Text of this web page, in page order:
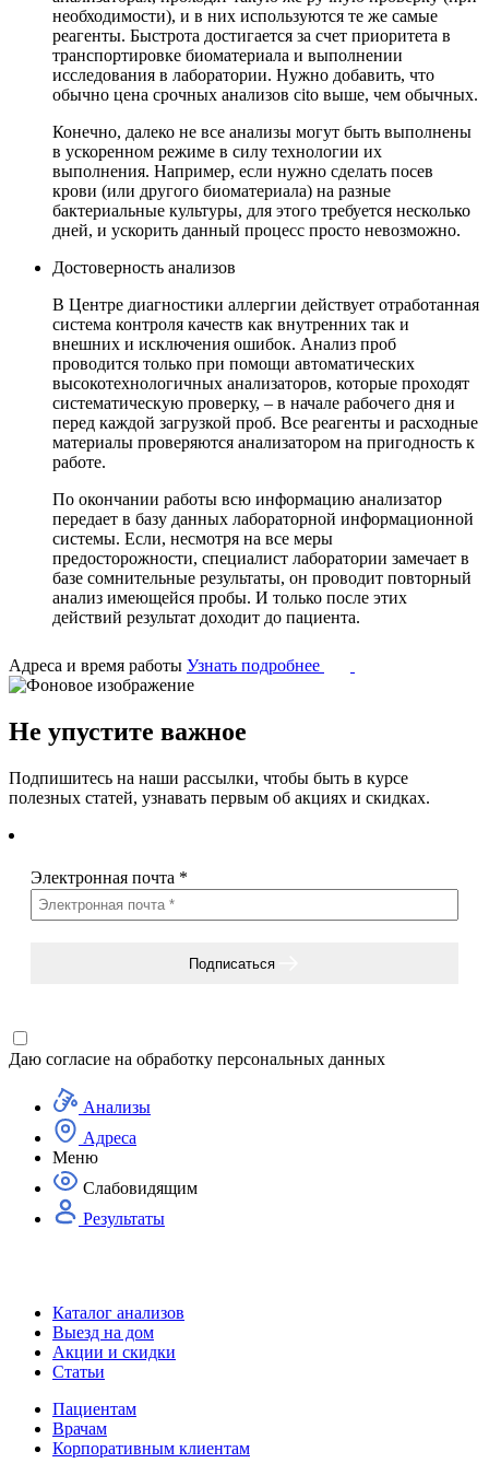
необходимости), и в них используются те же самые
реагенты. Быстрота достигается за счет приоритета в
транспортировке биоматериала и выполнении
исследования в лаборатории. Нужно добавить, что
обычно цена срочных анализов cito выше, чем обычных.
Конечно, далеко не все анализы могут быть выполнены
в ускоренном режиме в силу технологии их
выполнения. Например, если нужно сделать посев
крови (или другого биоматериала) на разные
бактериальные культуры, для этого требуется несколько
дней, и ускорить данный процесс просто невозможно.
Достоверность анализов
В Центре диагностики аллергии действует отработанная
система контроля качеств как внутренних так и
внешних и исключения ошибок. Анализ проб
проводится только при помощи автоматических
высокотехнологичных анализаторов, которые проходят
систематическую проверку, – в начале рабочего дня и
перед каждой загрузкой проб. Все реагенты и расходные
материалы проверяются анализатором на пригодность к
работе.
По окончании работы всю информацию анализатор
передает в базу данных лабораторной информационной
системы. Если, несмотря на все меры
предосторожности, специалист лаборатории замечает в
базе сомнительные результаты, он проводит повторный
анализ имеющейся пробы. И только после этих
действий результат доходит до пациента.
Адреса и время работы Узнать подробнее
Не упустите важное
Подпишитесь на наши рассылки, чтобы быть в курсе
полезных статей, узнавать первым об акциях и скидках.
Электронная почта *
Подписаться
Даю согласие на обработку персональных данных
Анализы
Адреса
Меню
Слабовидящим
Результаты
Каталог анализов
Выезд на дом
Акции и скидки
Статьи
Пациентам
Врачам
Корпоративным клиентам